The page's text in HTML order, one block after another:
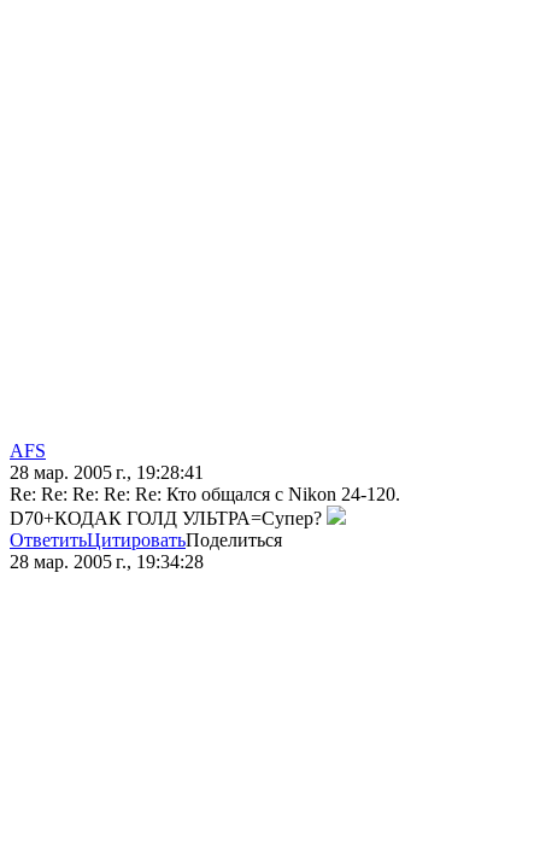
AFS
28 мар. 2005 г., 19:28:41
Re: Re: Re: Re: Re: Кто общался с Nikon 24-120.
D70+КОДАК ГОЛД УЛЬТРА=Супер?
ОтветитьЦитироватьПоделиться
28 мар. 2005 г., 19:34:28